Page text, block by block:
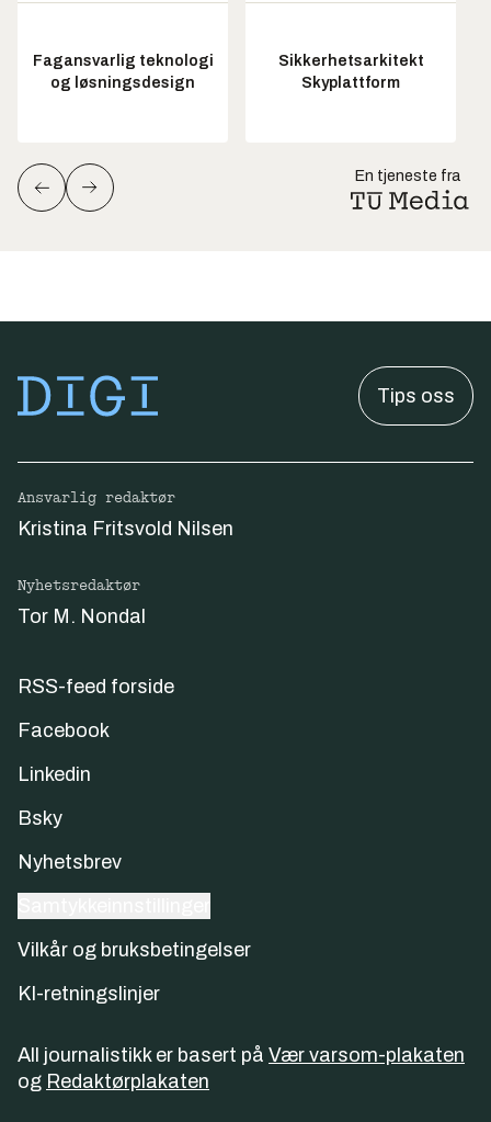
Fagansvarlig teknologi
og løsningsdesign
Sikkerhetsarkitekt
Skyplattform
En tjeneste fra
Tips oss
Ansvarlig redaktør
Kristina Fritsvold Nilsen
Nyhetsredaktør
Tor M. Nondal
RSS-feed forside
Facebook
Linkedin
Bsky
Nyhetsbrev
Vilkår og bruksbetingelser
KI-retningslinjer
All journalistikk er basert på Vær varsom-plakaten
og Redaktørplakaten